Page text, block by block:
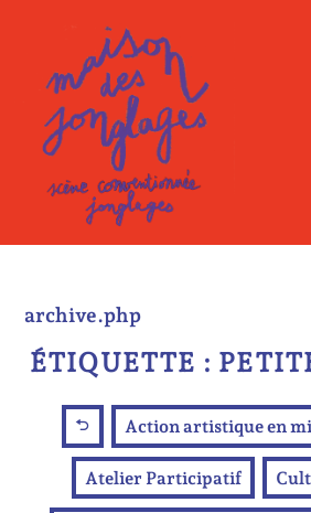
archive.php
ÉTIQUETTE :
Action artistique en
Atelier Participatif